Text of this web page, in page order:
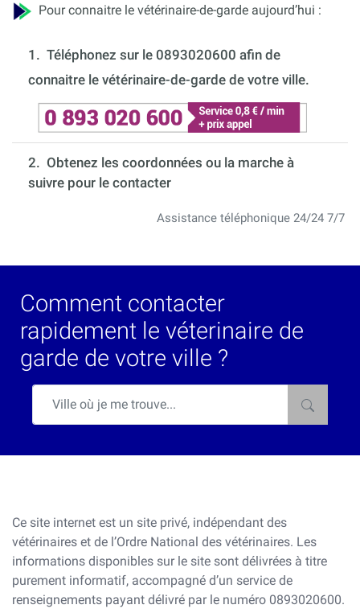
Pour connaitre le vétérinaire-de-garde aujourd’hui :
1. Téléphonez sur le 0893020600 afin de
connaitre le vétérinaire-de-garde de votre ville.
2. Obtenez les coordonnées ou la marche à
suivre pour le contacter
Assistance téléphonique 24/24 7/7
Comment contacter
rapidement le véterinaire de
garde de votre ville ?
Ce site internet est un site privé, indépendant des
vétérinaires et de l’Ordre National des vétérinaires. Les
informations disponibles sur le site sont délivrées à titre
purement informatif, accompagné d’un service de
renseignements payant délivré par le numéro 0893020600.